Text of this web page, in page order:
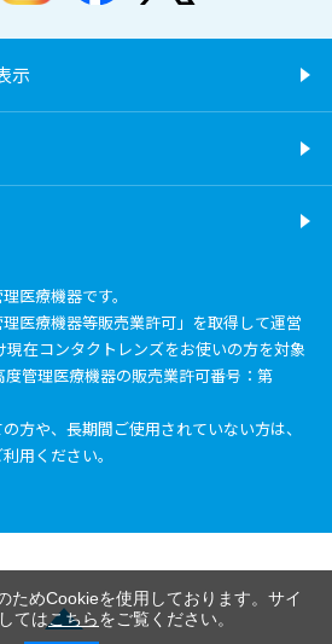
示
医療機器です。
医療機器等販売業許可」を取得して運営
在コンタクトレンズをお使いの方を対象
度管理医療機器の販売業許可番号：第
方や、長期間ご使用されていない方は、
用ください。
ためCookieを使用しております。サイ
てはこちらをご覧ください。